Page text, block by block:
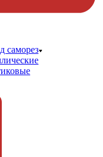
саморез